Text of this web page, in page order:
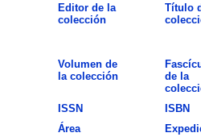
Editor de la
colección
Título
Volumen de
la colección
de la
ISSN
ISBN
Área